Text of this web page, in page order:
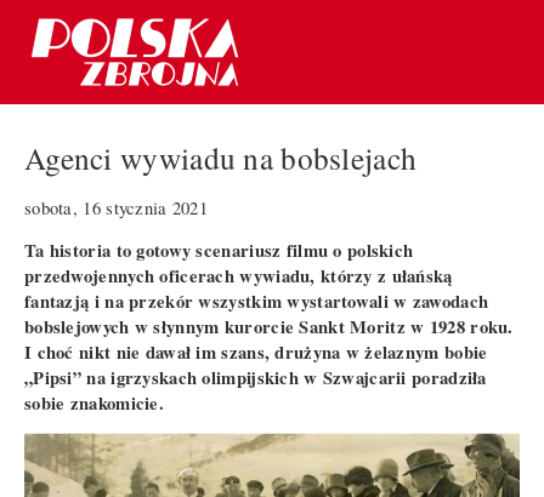
Agenci wywiadu na bobslejach
sobota, 16 stycznia 2021
Ta historia to gotowy scenariusz filmu o polskich
przedwojennych oficerach wywiadu, którzy z ułańską
fantazją i na przekór wszystkim wystartowali w zawodach
bobslejowych w słynnym kurorcie Sankt Moritz w 1928 roku.
I choć nikt nie dawał im szans, drużyna w żelaznym bobie
„Pipsi” na igrzyskach olimpijskich w Szwajcarii poradziła
sobie znakomicie.